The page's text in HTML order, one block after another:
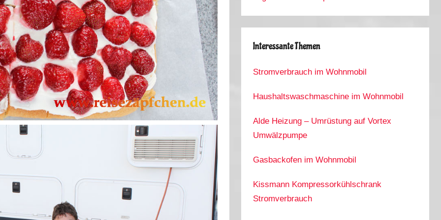
Interessante Themen
Stromverbrauch im Wohnmobil
Haushaltswaschmaschine im Wohnmobil
Alde Heizung – Umrüstung auf Vortex
Umwälzpumpe
Gasbackofen im Wohnmobil
Kissmann Kompressorkühlschrank
Stromverbrauch